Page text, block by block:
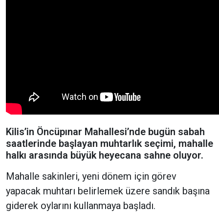
Kilis’in Öncüpınar Mahallesi’nde bugün sabah
saatlerinde başlayan muhtarlık seçimi, mahalle
halkı arasında büyük heyecana sahne oluyor.
Mahalle sakinleri, yeni dönem için görev
yapacak muhtarı belirlemek üzere sandık başına
giderek oylarını kullanmaya başladı.